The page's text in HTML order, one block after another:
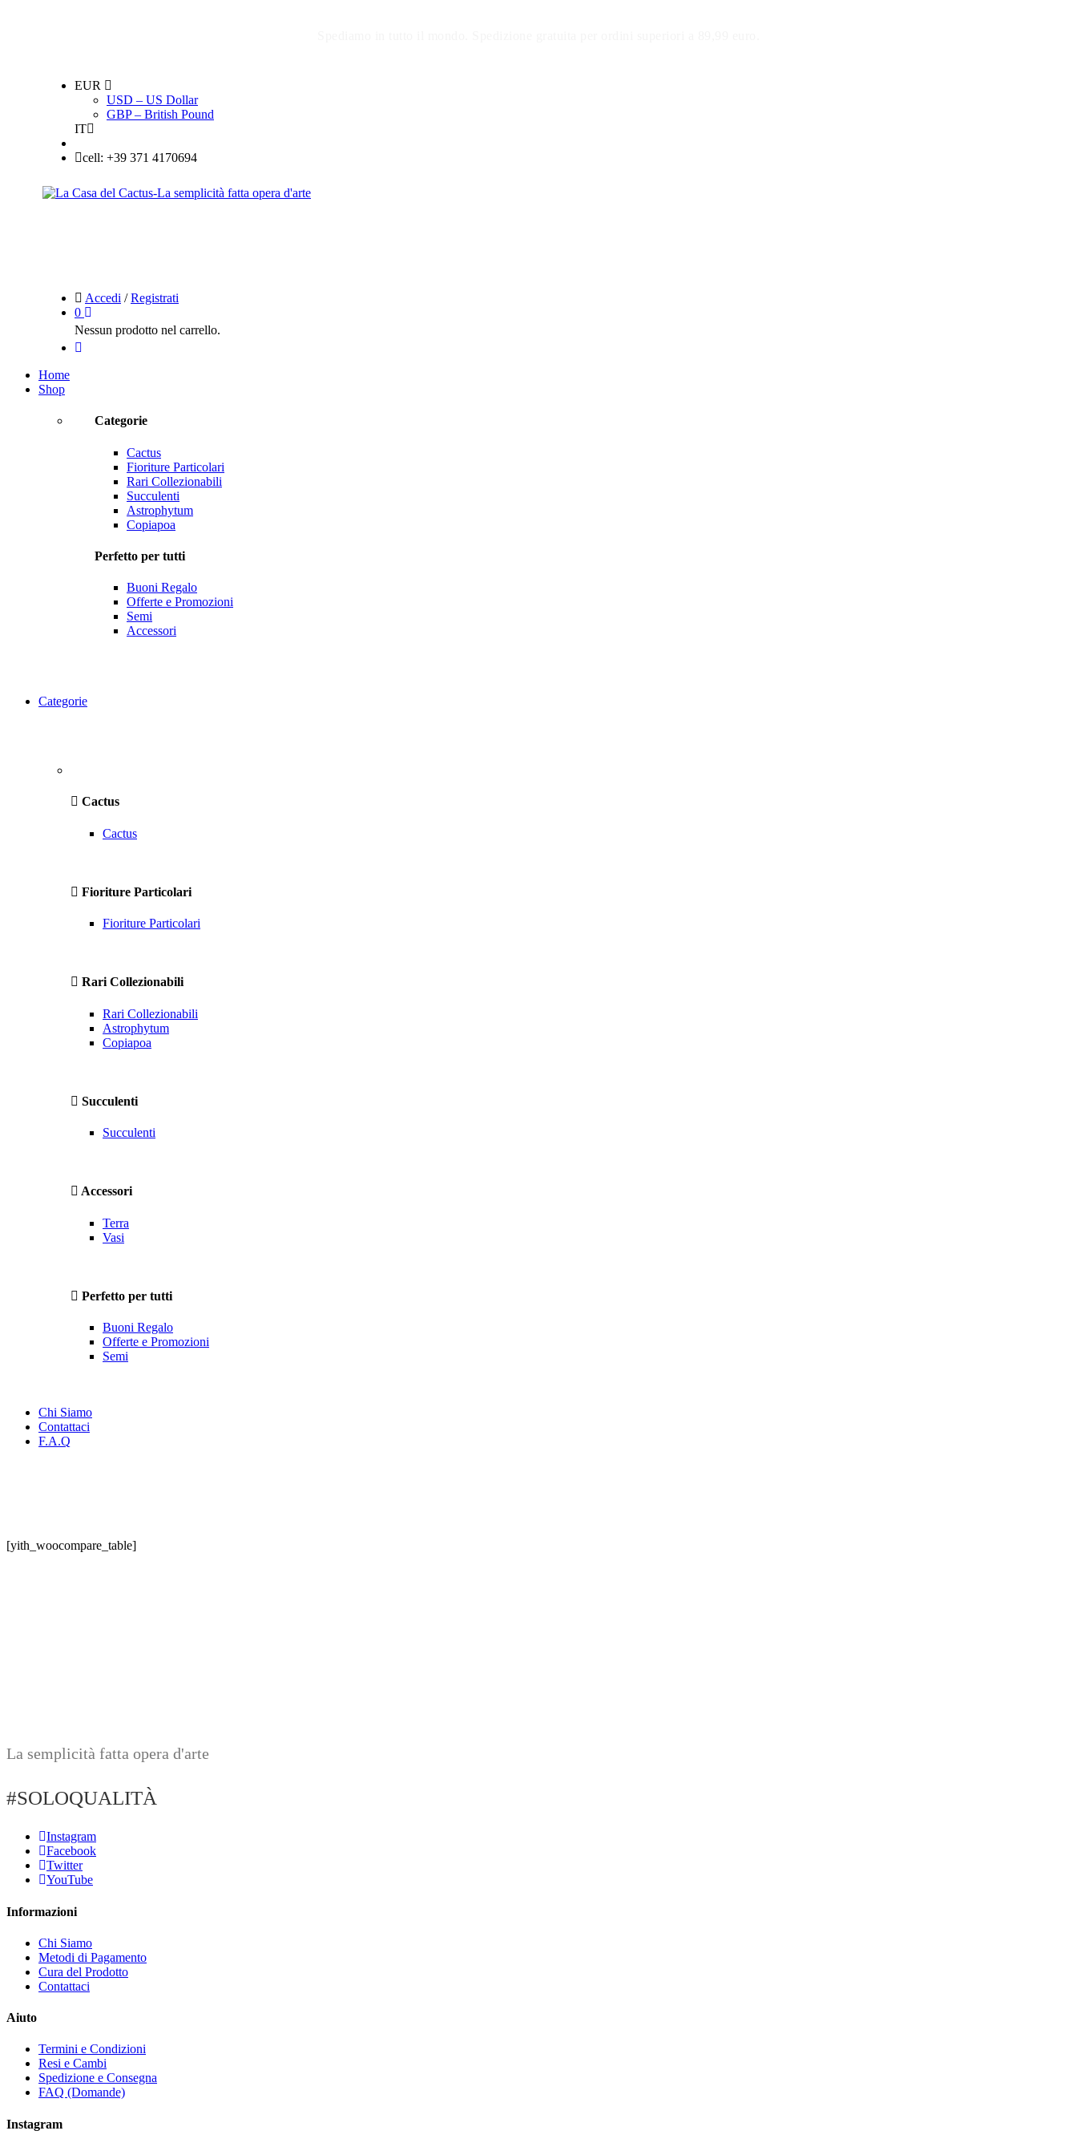
EUR
USD – US Dollar
GBP – British Pound
IT
cell: +39 371 4170694
Accedi /Registrati
0
Nessun prodotto nel carrello.
Home
Shop
Categorie
Cactus
Fioriture Particolari
Rari Collezionabili
Succulenti
Astrophytum
Copiapoa
Perfetto per tutti
Buoni Regalo
Offerte e Promozioni
Semi
Accessori
Categorie
Cactus
Cactus
Fioriture Particolari
Fioriture Particolari
Rari Collezionabili
Rari Collezionabili
Astrophytum
Copiapoa
Succulenti
Succulenti
Accessori
Terra
Vasi
Perfetto per tutti
Buoni Regalo
Offerte e Promozioni
Semi
Chi Siamo
Contattaci
F.A.Q
[yith_woocompare_table]
La semplicità fatta opera d'arte
#SOLOQUALITÀ
Instagram
Facebook
Twitter
YouTube
Informazioni
Chi Siamo
Metodi di Pagamento
Cura del Prodotto
Contattaci
Aiuto
Termini e Condizioni
Resi e Cambi
Spedizione e Consegna
FAQ (Domande)
Instagram